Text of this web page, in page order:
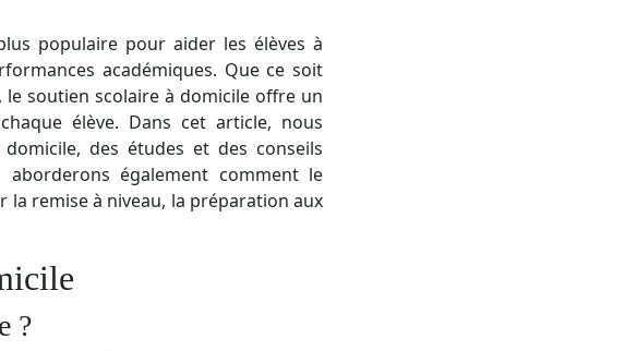
populaire pour aider les élèves à
académiques. Que ce soit
soutien scolaire à domicile offre un
élève. Dans cet article, nous
des études et des conseils
également comment le
remise à niveau, la préparation aux
?